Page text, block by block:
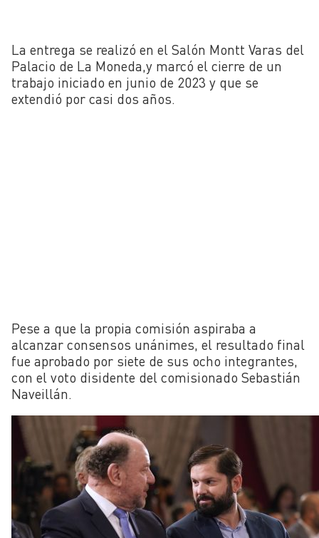
La entrega se realizó en el Salón Montt Varas del
Palacio de La Moneda,y marcó el cierre de un
trabajo iniciado en junio de 2023 y que se
extendió por casi dos años.
Pese a que la propia comisión aspiraba a
alcanzar consensos unánimes, el resultado final
fue aprobado por siete de sus ocho integrantes,
con el voto disidente del comisionado Sebastián
Naveillán.